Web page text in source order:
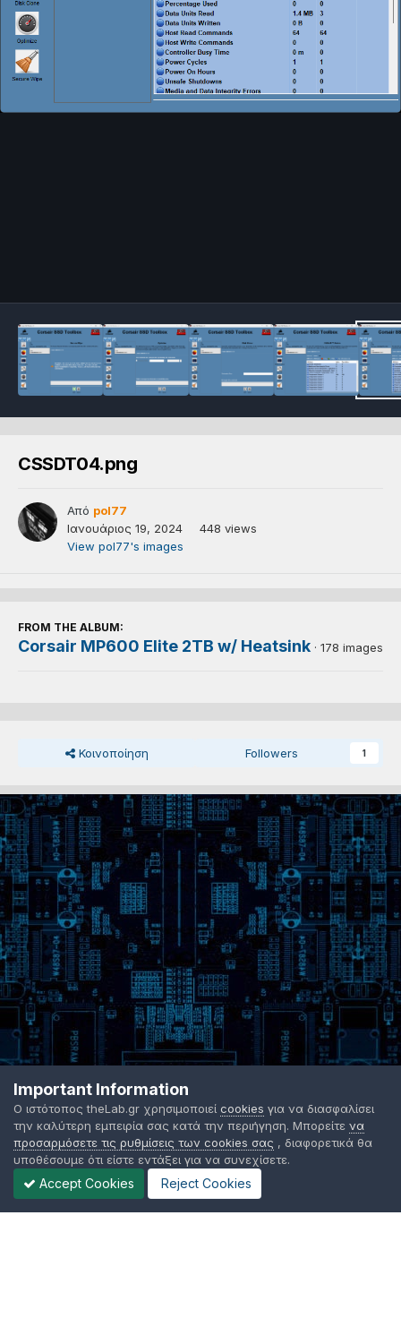
CSSDT04.png
Από pol77
Ιανουάριος 19, 2024
448 views
View pol77's images
FROM THE ALBUM:
Corsair MP600 Elite 2TB w/ Heatsink · 178 images
Κοινοποίηση Followers 1
Important Information
Ο ιστότοπος theLab.gr χρησιμοποιεί cookies για να διασφαλίσει
την καλύτερη εμπειρία σας κατά την περιήγηση. Μπορείτε να
προσαρμόσετε τις ρυθμίσεις των cookies σας , διαφορετικά θα
υποθέσουμε ότι είστε εντάξει για να συνεχίσετε.
Accept Cookies Reject Cookies